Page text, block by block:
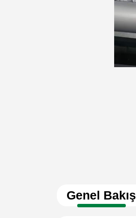
Genel Bakış